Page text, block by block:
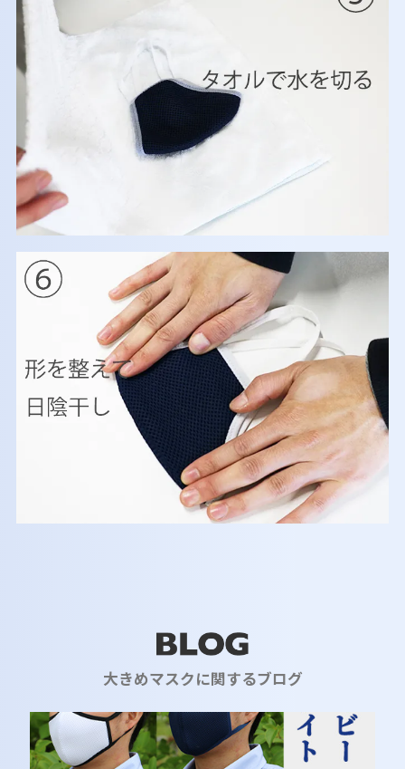
大きめマスクに関するブログ